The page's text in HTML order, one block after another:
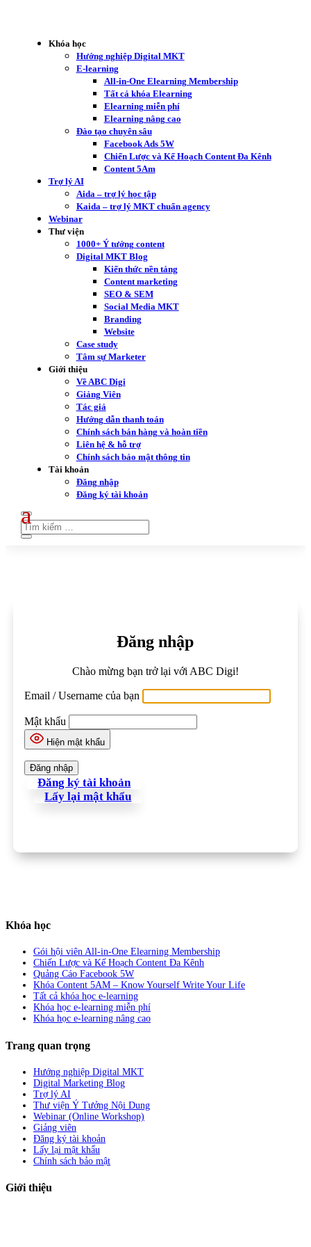
Khóa học
Hướng nghiệp Digital MKT
E-learning
All-in-One Elearning Membership
Tất cả khóa Elearning
Elearning miễn phí
Elearning nâng cao
Đào tạo chuyên sâu
Facebook Ads 5W
Chiến Lược và Kế Hoạch Content Đa Kênh
Content 5Am
Trợ lý AI
Aida – trợ lý học tập
Kaida – trợ lý MKT chuẩn agency
Webinar
Thư viện
1000+ Ý tưởng content
Digital MKT Blog
Kiến thức nền tảng
Content marketing
SEO & SEM
Social Media MKT
Branding
Website
Case study
Tâm sự Marketer
Giới thiệu
Về ABC Digi
Giảng Viên
Tác giả
Hướng dẫn thanh toán
Chính sách bán hàng và hoàn tiền
Liên hệ & hỗ trợ
Chính sách bảo mật thông tin
Tài khoản
Đăng nhập
Đăng ký tài khoản
Đăng nhập
Chào mừng bạn trở lại với ABC Digi!
Email / Username của bạn
Mật khẩu
Hiện mật khẩu
Đăng ký tài khoản
Lấy lại mật khẩu
Khóa học
Gói hội viên All-in-One Elearning Membership
Chiến Lược và Kế Hoạch Content Đa Kênh
Quảng Cáo Facebook 5W
Khóa Content 5AM – Know Yourself Write Your Life
Tất cả khóa học e-learning
Khóa học e-learning miễn phí
Khóa học e-learning nâng cao
Trang quan trọng
Hướng nghiệp Digital MKT
Digital Marketing Blog
Trợ lý AI
Thư viện Ý Tưởng Nội Dung
Webinar (Online Workshop)
Giảng viên
Đăng ký tài khoản
Lấy lại mật khẩu
Chính sách bảo mật
Giới thiệu